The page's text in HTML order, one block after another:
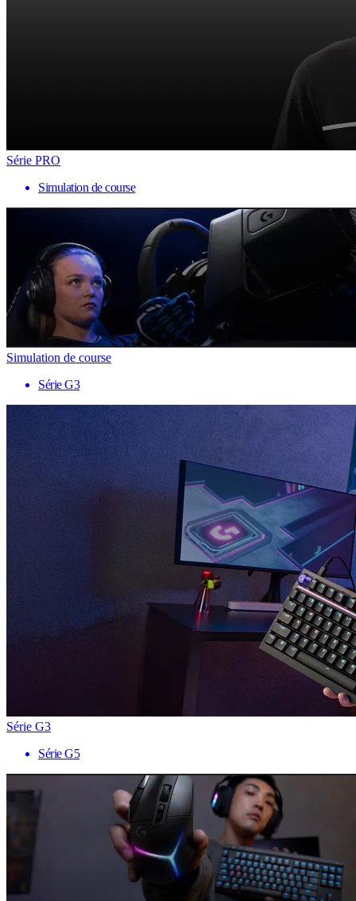
Série PRO
Simulation de course
Simulation de course
Série G3
Série G3
Série G5